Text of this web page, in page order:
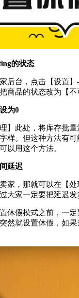
的状态
家后台，点击【设
商品的状态改为【不
为0
】此处，将库存批
字样。但这种方法有
以用这个方法。
延迟
家，那就可以在【
大家一定要把延迟发
休假模式之前，一
然就设置休假，如